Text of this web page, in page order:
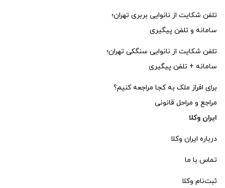
تلفن شکایت از نانوایی بربری تهران؛
سامانه و تلفن پیگیری
تلفن شکایت از نانوایی سنگکی تهران؛
سامانه + تلفن پیگیری
برای افراز ملک به کجا مراجعه کنیم؟
مراجع و مراحل قانونی
ایران وکلا
درباره ایران وکلا
تماس با ما
ثبت‌‌نام وکلا